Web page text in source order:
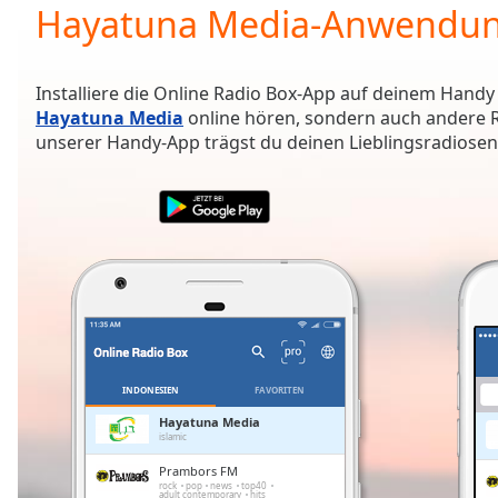
Current
Time0:00
Duration-:-
Loaded:
0.00%
Remaining
Hayatuna Media-
Installiere die Online Radio Box-App auf deinem
Hayatuna Media online hören, sondern auch andere
unserer Handy-App trägst du deinen
INDONESIEN FAVORITEN
Hayatuna Media
islamic
Prambors FM
rock pop news top40
adult contemporary hits